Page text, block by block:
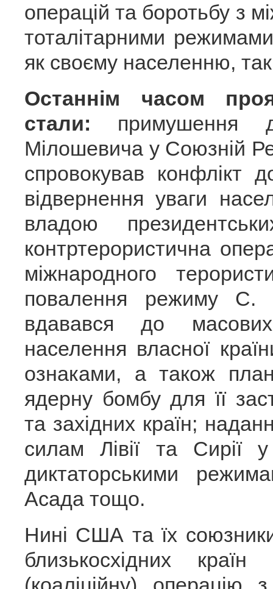
операцій та боротьбу з
тоталітарними
як своєму населенню,
Останнім часом
стали: примушення
Мілошевича у Союзній
спровокував конфлікт
відвернення уваги
владою
контртерористична
міжнародного
повалення режиму С.
вдавався до
населення власної
ознаками, а також
ядерну бомбу для її
та західних країн;
силам Лівії та Сирії
диктаторськими
Асада тощо.
Нині США та їх
близькосхідних